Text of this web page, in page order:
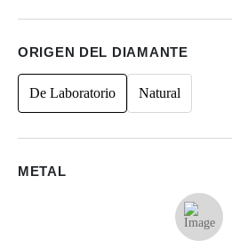
fluorescencia. Las piedras laterales son
contribuyendo a un diseño atemporal,
ORIGEN DEL DIAMANTE
De Laboratorio Natural
METAL